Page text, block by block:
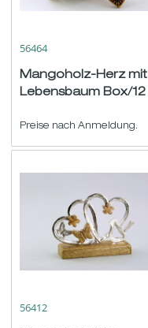
56464
Mangoholz-Herz mit
Lebensbaum Box/12
Preise nach Anmeldung.
56412